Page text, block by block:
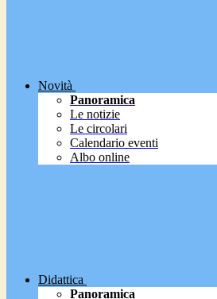
Novità
Panoramica
Le notizie
Le circolari
Calendario eventi
Albo online
Didattica
Panoramica